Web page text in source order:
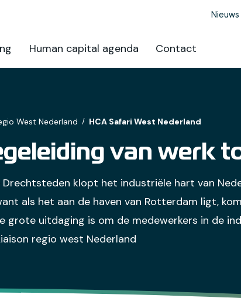
Nieuws
Human capital agenda Contact
West Nederland HCA Safari West Nederland
van werk
klopt het industriële hart van
als het aan de haven van Rotterdam ligt,
grote uitdaging is om de medewerkers in de
regio west Nederland